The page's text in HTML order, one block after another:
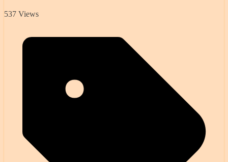
537 Views